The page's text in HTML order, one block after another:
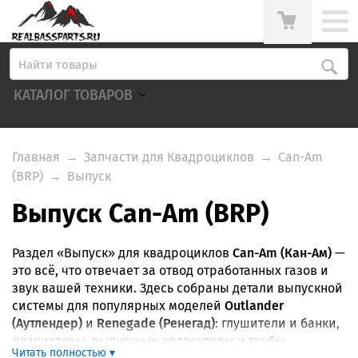
КАТАЛОГ ТОВАРОВ
Главная → Запчасти для Квадроциклов → Can-Am
(BRP) → Выпуск
Выпуск Can-Am (BRP)
Раздел «Выпуск» для квадроциклов Can-Am (Кан-Ам) —
это всё, что отвечает за отвод отработанных газов и
звук вашей техники. Здесь собраны детали выпускной
системы для популярных моделей Outlander
(Аутлендер) и Renegade (Ренегад): глушители и банки,
резонаторы, выпускные коллекторы и трубы,
Читать полностью ▾